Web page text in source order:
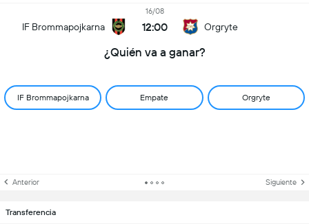
IF Brommapojkarna
16/08
12:00 Orgryte
¿Quién va a ganar?
IF Brommapojkarna Empate Orgryte
Anterior Siguiente
Transferencia